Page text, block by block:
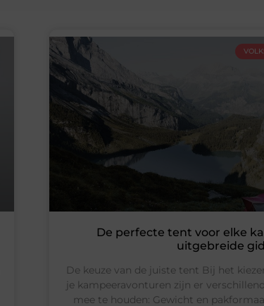
De perfecte tent voor elke
uitgebreide
De keuze van de juiste tent Bij het
je kampeeravonturen zijn er
mee te houden: Gewicht en